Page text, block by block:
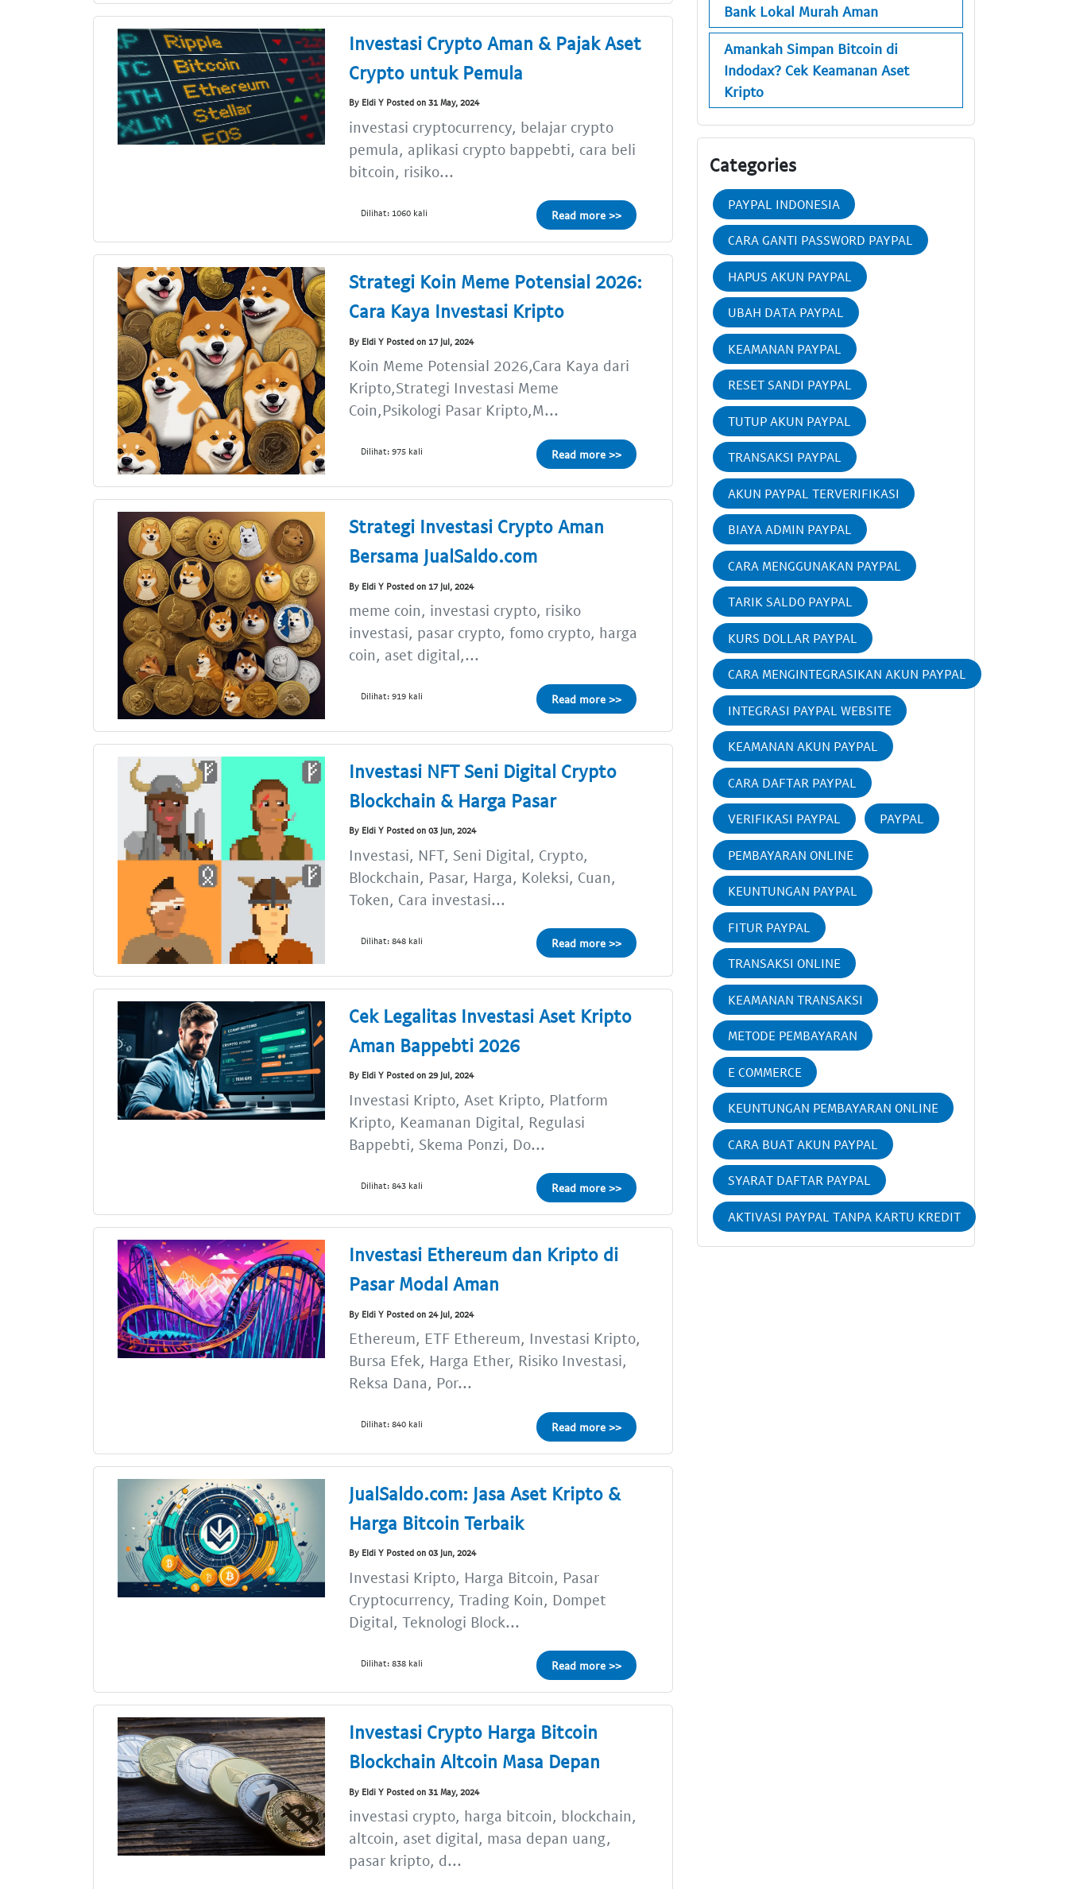
Investasi Crypto Aman & Pajak Aset
Crypto untuk Pemula
By Eldi Y Posted on 31 May, 2024
investasi cryptocurrency, belajar crypto
pemula, aplikasi crypto bappebti, cara beli
bitcoin, risiko...
Dilihat: 1060 kali Read more >>
Strategi Koin Meme Potensial 2026:
Cara Kaya Investasi Kripto
By Eldi Y Posted on 17 Jul, 2024
Koin Meme Potensial 2026,Cara Kaya dari
Kripto,Strategi Investasi Meme
Coin,Psikologi Pasar Kripto,M...
Dilihat: 975 kali Read more >>
Strategi Investasi Crypto Aman
Bersama JualSaldo.com
By Eldi Y Posted on 17 Jul, 2024
meme coin, investasi crypto, risiko
investasi, pasar crypto, fomo crypto, harga
coin, aset digital,...
Dilihat: 919 kali Read more >>
Investasi NFT Seni Digital Crypto
Blockchain & Harga Pasar
By Eldi Y Posted on 03 Jun, 2024
Investasi, NFT, Seni Digital, Crypto,
Blockchain, Pasar, Harga, Koleksi, Cuan,
Token, Cara investasi...
Dilihat: 848 kali Read more >>
Cek Legalitas Investasi Aset Kripto
Aman Bappebti 2026
By Eldi Y Posted on 29 Jul, 2024
Investasi Kripto, Aset Kripto, Platform
Kripto, Keamanan Digital, Regulasi
Bappebti, Skema Ponzi, Do...
Dilihat: 843 kali Read more >>
Investasi Ethereum dan Kripto di
Pasar Modal Aman
By Eldi Y Posted on 24 Jul, 2024
Ethereum, ETF Ethereum, Investasi Kripto,
Bursa Efek, Harga Ether, Risiko Investasi,
Reksa Dana, Por...
Dilihat: 840 kali Read more >>
JualSaldo.com: Jasa Aset Kripto &
Harga Bitcoin Terbaik
By Eldi Y Posted on 03 Jun, 2024
Investasi Kripto, Harga Bitcoin, Pasar
Cryptocurrency, Trading Koin, Dompet
Digital, Teknologi Block...
Dilihat: 838 kali Read more >>
Investasi Crypto Harga Bitcoin
Blockchain Altcoin Masa Depan
By Eldi Y Posted on 31 May, 2024
investasi crypto, harga bitcoin, blockchain,
altcoin, aset digital, masa depan uang,
pasar kripto, d...
Bank Lokal Murah Aman
Amankah Simpan Bitcoin di
Indodax? Cek Keamanan Aset
Kripto
Categories
PAYPAL INDONESIA
CARA GANTI PASSWORD PAYPAL
HAPUS AKUN PAYPAL
UBAH DATA PAYPAL
KEAMANAN PAYPAL
RESET SANDI PAYPAL
TUTUP AKUN PAYPAL
TRANSAKSI PAYPAL
AKUN PAYPAL TERVERIFIKASI
BIAYA ADMIN PAYPAL
CARA MENGGUNAKAN PAYPAL
TARIK SALDO PAYPAL
KURS DOLLAR PAYPAL
CARA MENGINTEGRASIKAN AKUN PAYPAL
INTEGRASI PAYPAL WEBSITE
KEAMANAN AKUN PAYPAL
CARA DAFTAR PAYPAL
VERIFIKASI PAYPAL PAYPAL
PEMBAYARAN ONLINE
KEUNTUNGAN PAYPAL
FITUR PAYPAL
TRANSAKSI ONLINE
KEAMANAN TRANSAKSI
METODE PEMBAYARAN
E COMMERCE
KEUNTUNGAN PEMBAYARAN ONLINE
CARA BUAT AKUN PAYPAL
SYARAT DAFTAR PAYPAL
AKTIVASI PAYPAL TANPA KARTU KREDIT